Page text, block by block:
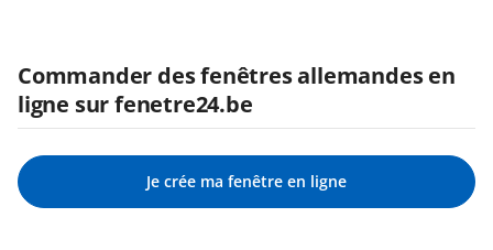
Commander des fenêtres allemandes en
ligne sur fenetre24.be
Je crée ma fenêtre en ligne